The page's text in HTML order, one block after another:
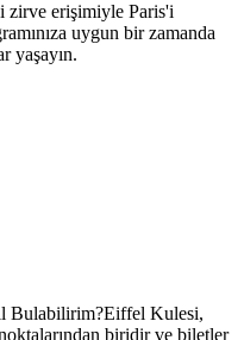
zirve erişimiyle Paris'i
uygun bir zamanda
yaşayın.
Bulabilirim?Eiffel Kulesi,
biridir ve biletler